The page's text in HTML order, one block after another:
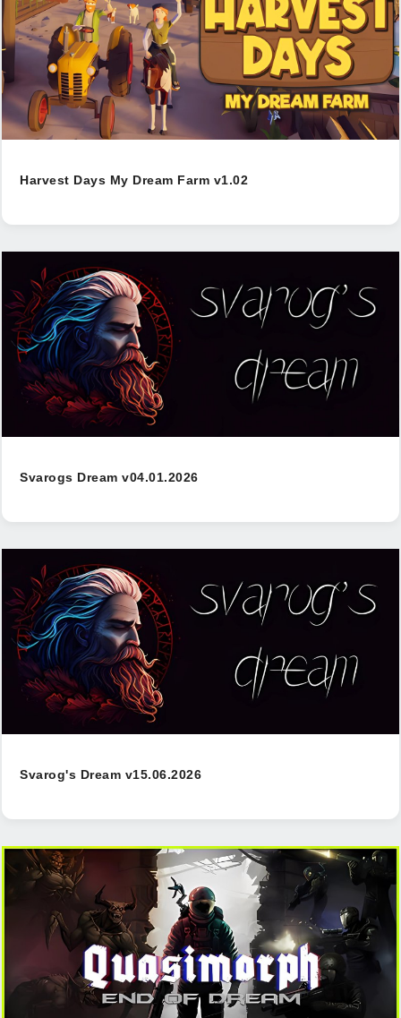
Harvest Days My Dream Farm v1.02
Svarogs Dream v04.01.2026
Svarog's Dream v15.06.2026